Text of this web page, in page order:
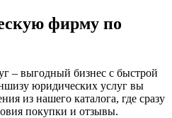
фирму по
– выгодный бизнес с быстрой
юридических услуг вы
из нашего каталога, где сразу
покупки и отзывы.